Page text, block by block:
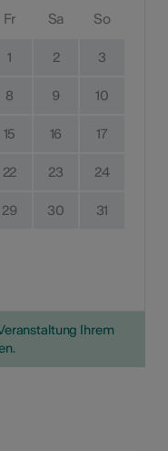
Fr Sa So
1 2 3
8 9 10
15 16 17
22 23 24
29 30 31
Ihrem